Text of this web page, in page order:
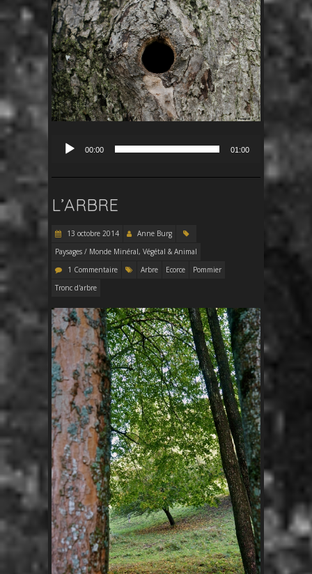
Lecteur
audio
00:00 01:00
L’ARBRE
13 octobre 2014
Anne Burg
Paysages / Monde Minéral, Végétal & Animal
1 Commentaire
Arbre Ecorce
Pommier
Tronc d'arbre